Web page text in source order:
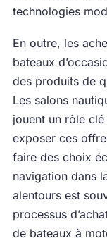
technologies
En outre, les
bateaux
des produits de
Les salons
jouent un rôle
exposer ces
faire des choix
navigation dans
alentours est
processus
de bateaux à